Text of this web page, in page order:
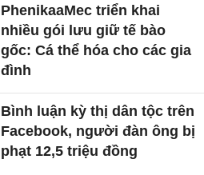
PhenikaaMec triển khai
nhiều gói lưu giữ tế bào
gốc: Cá thể hóa cho các gia
đình
Bình luận kỳ thị dân tộc trên
Facebook, người đàn ông bị
phạt 12,5 triệu đồng